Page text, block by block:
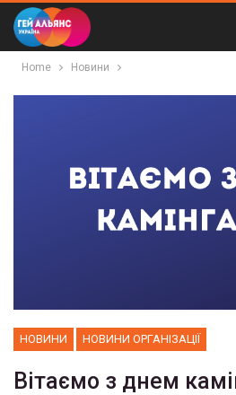
Home Новини
НОВИНИ НОВИНИ ОРГАНІЗАЦІЇ
Вітаємо з днем